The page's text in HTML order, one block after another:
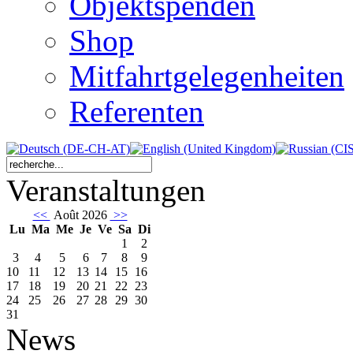
Shop
Mitfahrtgelegenheiten
Referenten
Veranstaltungen
<< Août 2026 >>
Lu Ma Me Je Ve Sa Di
1
2
3
4 5 6 7 8
9
10
11 12 13 14 15 16
17
18 19 20 21 22 23
24
25 26 27 28 29 30
31
News